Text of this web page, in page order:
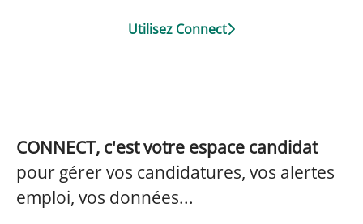
Utilisez Connect
CONNECT, c'est votre espace candidat
pour gérer vos candidatures, vos alertes
emploi, vos données...